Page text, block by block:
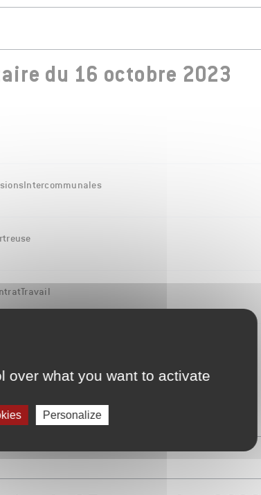
over what you want to activate
Personalize
du 16 octobre 2023
Voir plus